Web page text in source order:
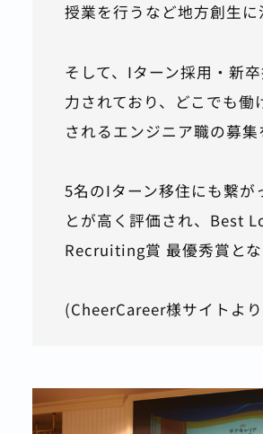
授業を行うなど地方創生に
そして、Iターン採用・新
力されており、どこでも働
されるエンジニア職の募集
5名のIターン移住にも繋が
とが高く評価され、Best
Recruiting賞 最優秀賞とな
(CheerCareer様サイトより